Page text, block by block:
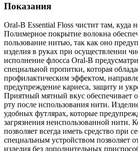
Показания
Oral-B Essential Floss чистит там, куда
Полимерное покрытие волокна
пользование нитью, так как оно
изделия в руках при осуществлении
исполнение флосса Oral-B
специальной пропитки, которая
профилактическим эффектом,
предупреждение кариеса, защиту и
Приятный мятный вкус обеспечивает
рту после использования нити.
удобных футлярах, которые
загрязнения неиспользованной нити.
позволяет всегда иметь средство при
специальным устройством позволяет
изделия без дополнительных